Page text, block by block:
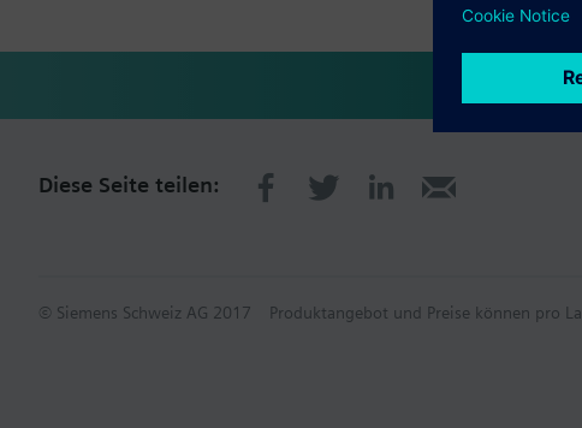
Diese Seite teilen:
© Siemens Schweiz AG 2017 Produktangebot und Preise können pro